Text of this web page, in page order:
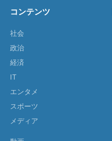
コンテンツ
社会
政治
経済
IT
エンタメ
スポーツ
メディア